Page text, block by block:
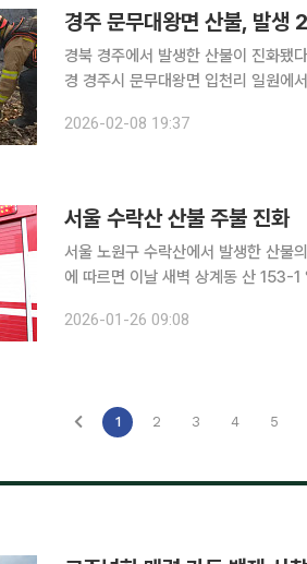
경주 문무대왕면 산불, 발생
경북 경주에서 발생한 산불이 진화됐다. 발화 20시간 만이
경 경주시 문무대왕면 입천리 일원에
겪던 당국은 15시간 만에 국가소방동
2026-02-08 19:37
서울 수락산 산불 주불 진화
서울 노원구 수락산에서 발생한 산불의 주불이 진화됐다. 26일
에 따르면 이날 새벽 상계동 산 153-1
산불 주불 진화 완료, 잔불 정리 중”이
2026-01-26 09:08
1 2 3 4 5